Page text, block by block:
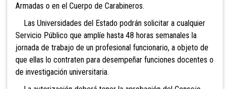
Armadas o en el Cuerpo de Carabineros.
Las Universidades del Estado podrán solicitar a cualquier
Servicio Público que amplíe hasta 48 horas semanales la
jornada de trabajo de un profesional funcionario, a objeto de
que ellas lo contraten para desempeñar funciones docentes o
de investigación universitaria.